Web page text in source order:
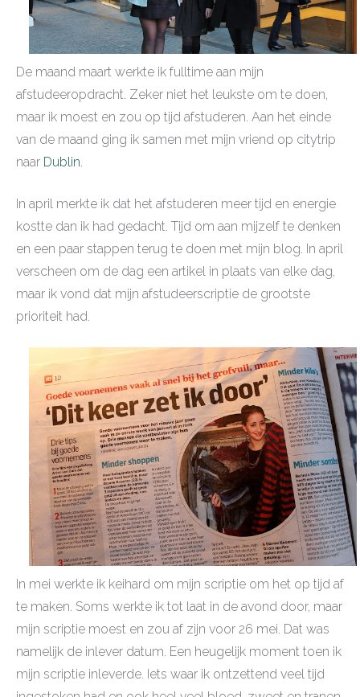
De maand maart werkte ik fulltime aan mijn
afstudeeropdracht. Zeker niet het leukste om te doen,
maar ik moest en zou op tijd afstuderen. Aan het einde
van de maand ging ik samen met mijn vriend op citytrip
naar Dublin.
In april merkte ik dat het afstuderen meer tijd en energie
kostte dan ik had gedacht. Tijd om aan mijzelf te denken
en een paar stappen terug te doen met mijn blog. In april
verscheen om de dag een artikel in plaats van elke dag,
maar ik vond dat mijn afstudeerscriptie de grootste
prioriteit had.
In mei werkte ik keihard om mijn scriptie om het op tijd af
te maken. Soms werkte ik tot laat in de avond door, maar
mijn scriptie moest en zou af zijn voor 26 mei. Dat was
namelijk de inlever datum. Een heugelijk moment toen ik
mijn scriptie inleverde. Iets waar ik ontzettend veel tijd